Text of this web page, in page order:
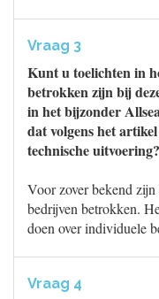
Vraag 3
Kunt u toelichten in
betrokken zijn bij
in het bijzonder
dat volgens het
technische uitvoering?
Voor zover bekend
bedrijven betrokken.
doen over individuele
Vraag 4